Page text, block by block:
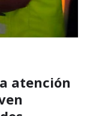
atención